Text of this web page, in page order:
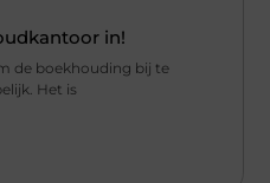
in!
de boekhouding bij te
Het is